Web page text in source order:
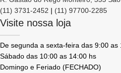
(11) 3731-2452 | (11) 97700-2285
Visite nossa loja
De segunda a sexta-feira das 9:00 as
Sábado das 10:00 as 14:00 hs
Domingo e Feriado (FECHADO)